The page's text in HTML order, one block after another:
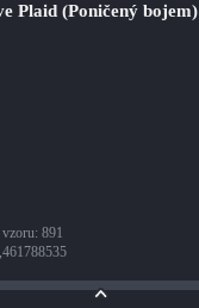
Plaid (Poničený bojem)
: 891